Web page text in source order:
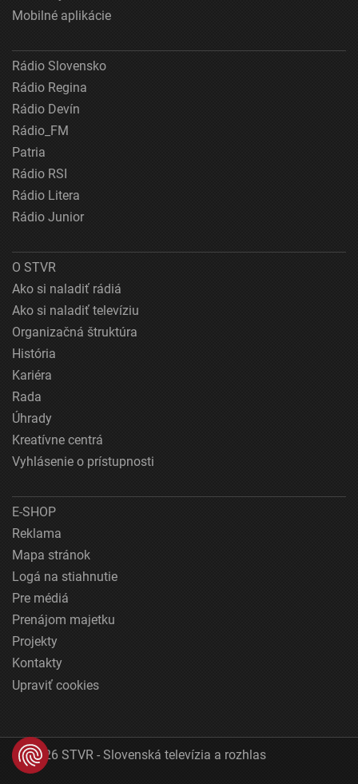
Mobilné aplikácie
Rádio Slovensko
Rádio Regina
Rádio Devín
Rádio_FM
Patria
Rádio RSI
Rádio Litera
Rádio Junior
O STVR
Ako si naladiť rádiá
Ako si naladiť televíziu
Organizačná štruktúra
História
Kariéra
Rada
Úhrady
Kreatívne centrá
Vyhlásenie o prístupnosti
E-SHOP
Reklama
Mapa stránok
Logá na stiahnutie
Pre médiá
Prenájom majetku
Projekty
Kontakty
Upraviť cookies
© 2026 STVR - Slovenská televízia a rozhlas